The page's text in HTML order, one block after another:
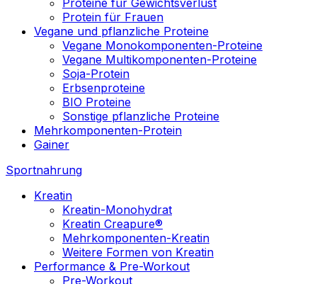
Protein für Frauen
Vegane und pflanzliche Proteine
Vegane Monokomponenten-Proteine
Vegane Multikomponenten-Proteine
Soja-Protein
Erbsenproteine
BIO Proteine
Sonstige pflanzliche Proteine
Mehrkomponenten-Protein
Gainer
Sportnahrung
Kreatin
Kreatin-Monohydrat
Kreatin Creapure®
Mehrkomponenten-Kreatin
Weitere Formen von Kreatin
Performance & Pre-Workout
Pre-Workout